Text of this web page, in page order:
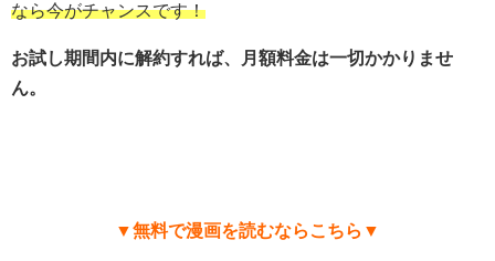
なら今がチャンスです！
お試し期間内に解約すれば、月額料金は一切かかりませ
ん。
▼無料で漫画を読むならこちら▼